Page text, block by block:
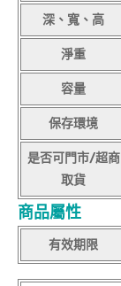
深、寬、高
淨重
容量
保存環境
是否可門市/超商
取貨
商品屬性
有效期限